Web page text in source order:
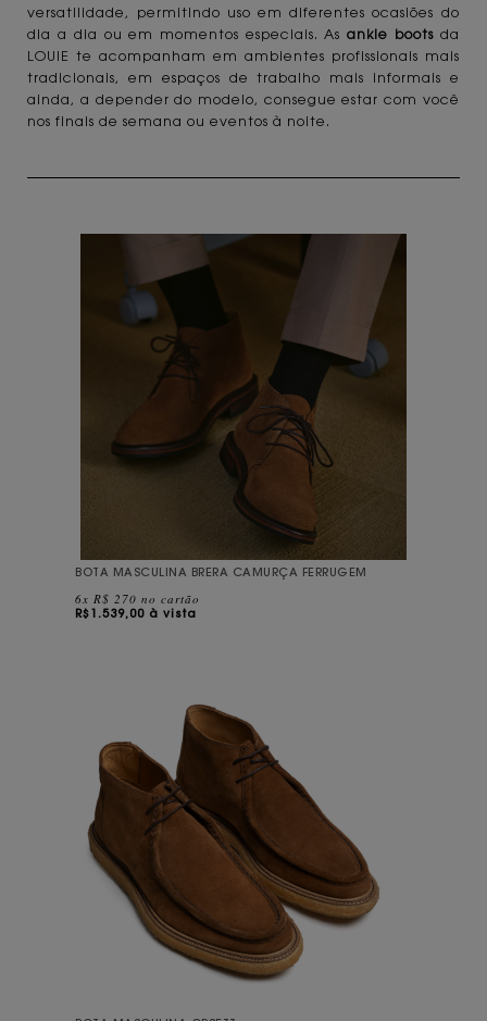
versatilidade, permitindo uso em diferentes ocasiões do
dia a dia ou em momentos especiais. Asankle bootsda
LOUIE te acompanham em ambientes profissionais mais
tradicionais, em espaços de trabalho mais informais e
ainda, a depender do modelo, consegue estar com você
nos finais de semana ou eventos à noite.
BOTA MASCULINA BRERA CAMURÇA FERRUGEM
6x R$ 270 no cartão
R$ 1.539,00 à vista